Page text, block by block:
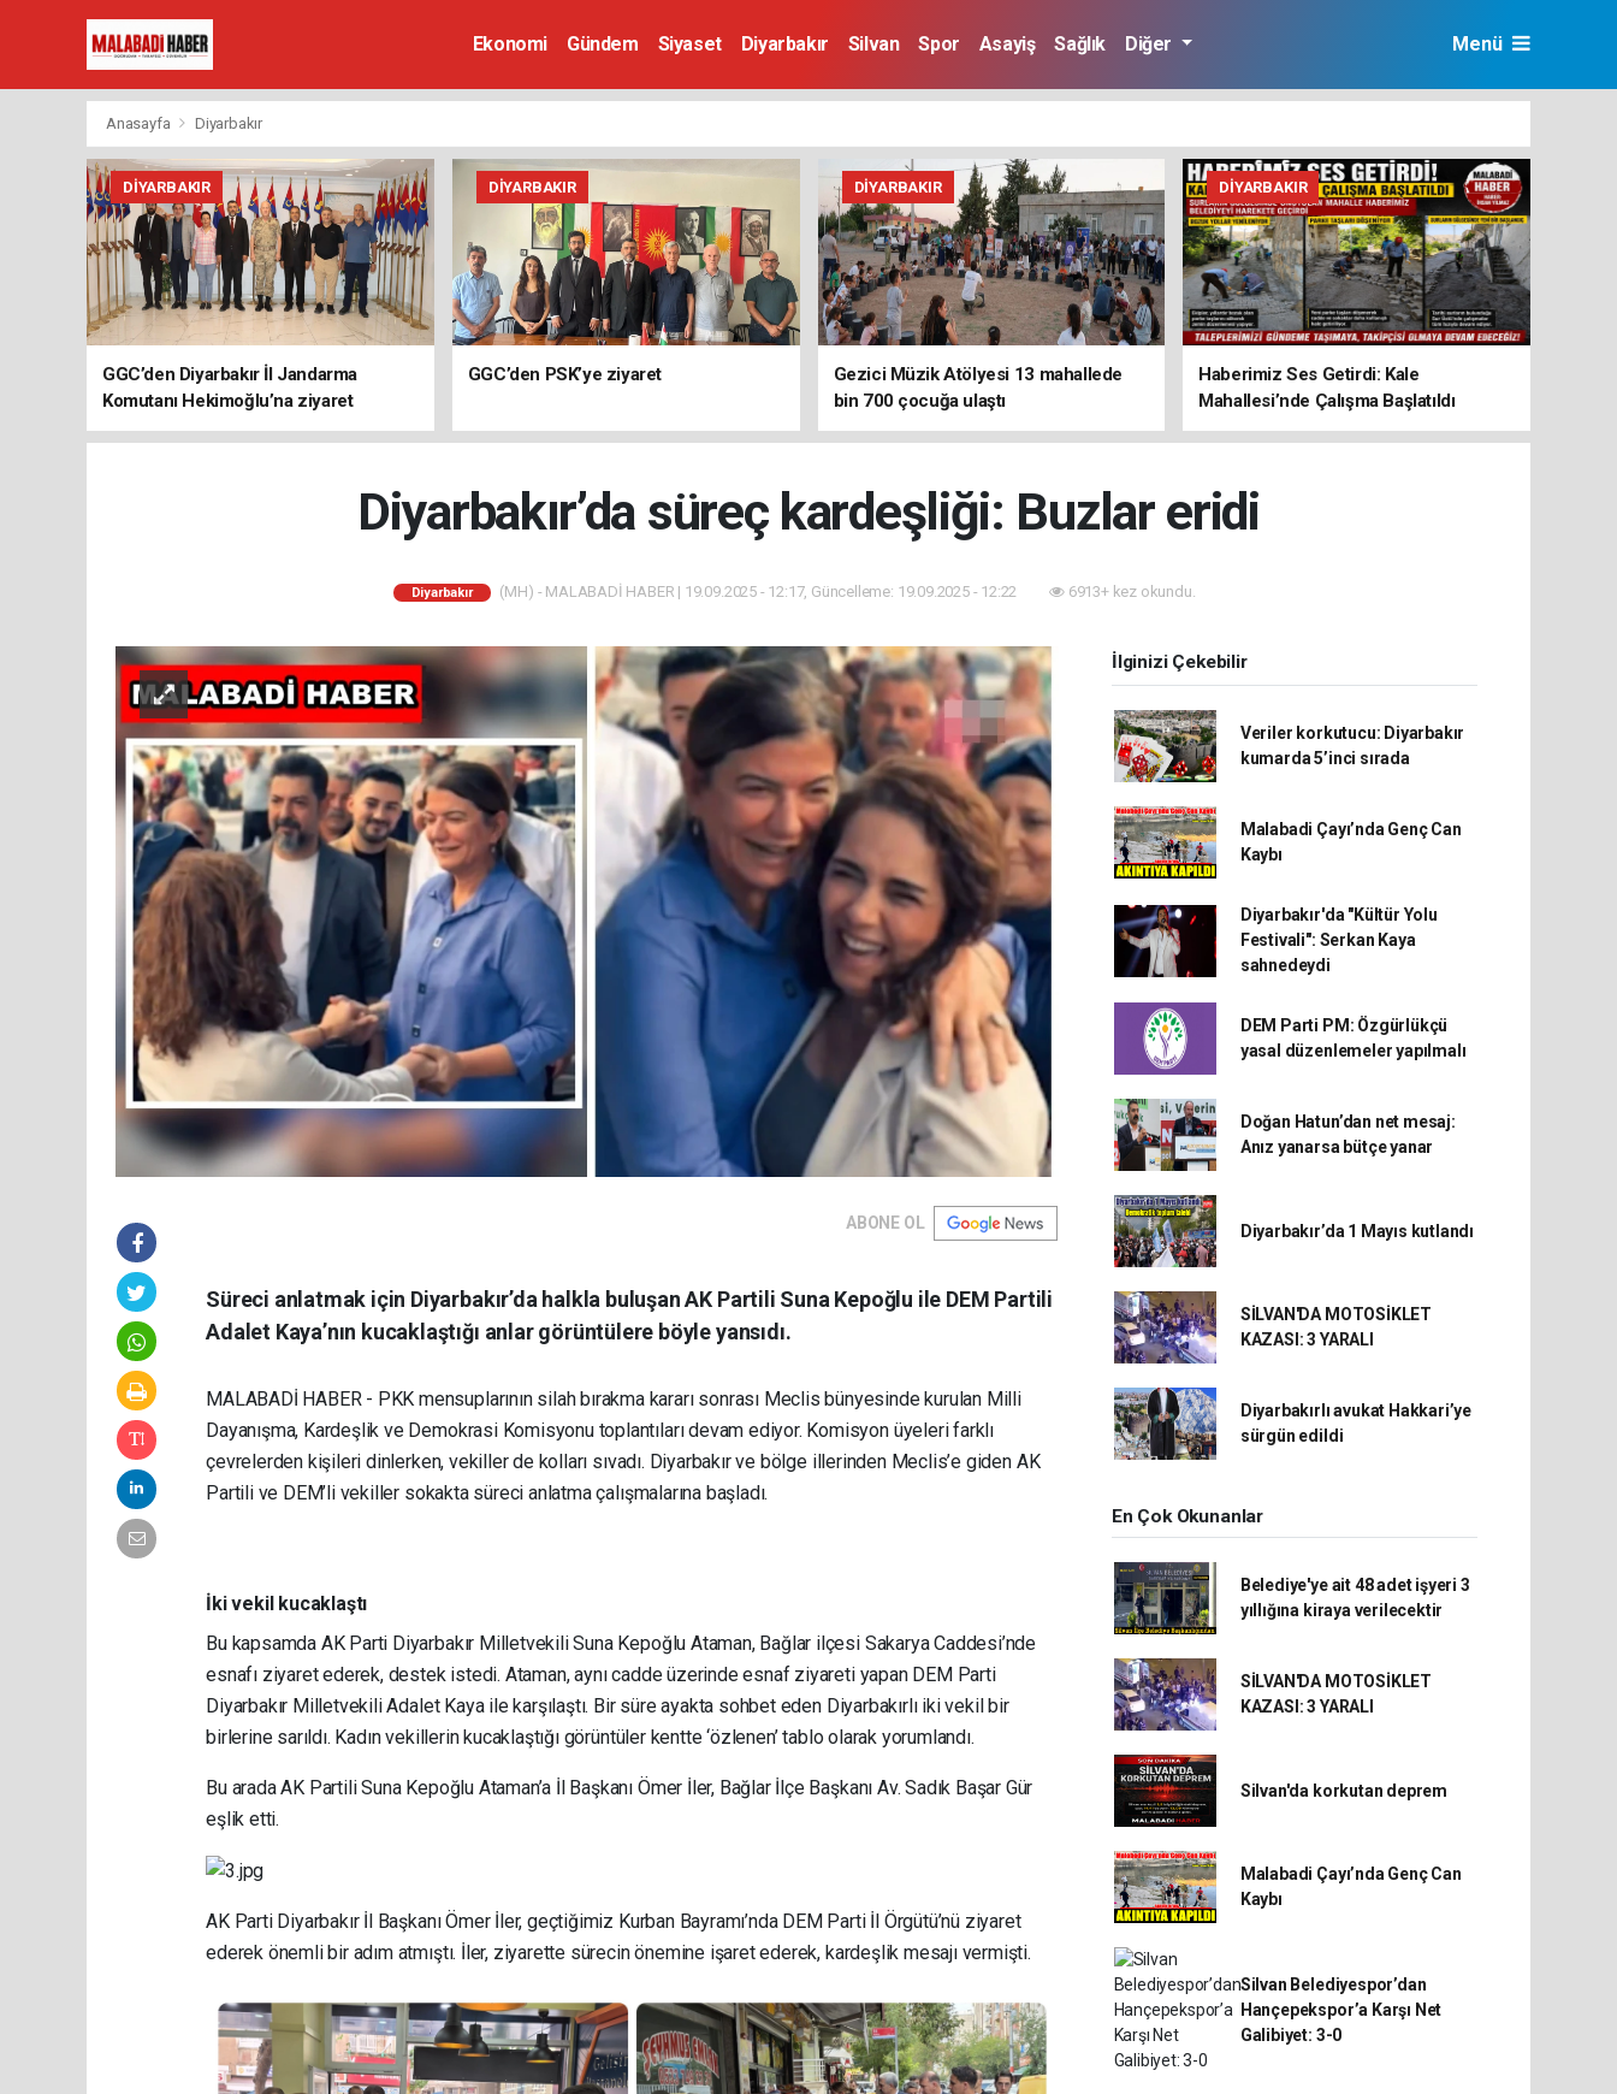
Ekonomi Gündem Siyaset Diyarbakır Silvan Spor Asayiş Sağlık Diğer Menü
Anasayfa Diyarbakır
DIYARBAKIR
GGC’den Diyarbakır İl Jandarma
Komutanı Hekimoğlu’na ziyaret
DIYARBAKIR
GGC’den PSK’ye ziyaret
DIYARBAKIR
Gezici Müzik Atölyesi 13 mahallede
bin 700 çocuğa ulaştı
DIYARBAKIR
Haberimiz Ses Getirdi: Kale
Mahallesi’nde Çalışma Başlatıldı
Diyarbakır’da süreç kardeşliği: Buzlar eridi
Diyarbakır (MH) - MALABADİ HABER | 19.09.2025 - 12:17, Güncelleme: 19.09.2025 - 12:22 6913+ kez okundu.
ABONE OL
Süreci anlatmak için Diyarbakır’da halkla buluşan AK Partili Suna Kepoğlu ile DEM Partili
Adalet Kaya’nın kucaklaştığı anlar görüntülere böyle yansıdı.
MALABADİ HABER - PKK mensuplarının silah bırakma kararı sonrası Meclis bünyesinde kurulan Milli
Dayanışma, Kardeşlik ve Demokrasi Komisyonu toplantıları devam ediyor. Komisyon üyeleri farklı
çevrelerden kişileri dinlerken, vekiller de kolları sıvadı. Diyarbakır ve bölge illerinden Meclis’e giden AK
Partili ve DEM’li vekiller sokakta süreci anlatma çalışmalarına başladı.
İki vekil kucaklaştı
Bu kapsamda AK Parti Diyarbakır Milletvekili Suna Kepoğlu Ataman, Bağlar ilçesi Sakarya Caddesi’nde
esnafı ziyaret ederek, destek istedi. Ataman, aynı cadde üzerinde esnaf ziyareti yapan DEM Parti
Diyarbakır Milletvekili Adalet Kaya ile karşılaştı. Bir süre ayakta sohbet eden Diyarbakırlı iki vekil bir
birlerine sarıldı. Kadın vekillerin kucaklaştığı görüntüler kentte ‘özlenen’ tablo olarak yorumlandı.
Bu arada AK Partili Suna Kepoğlu Ataman’a İl Başkanı Ömer İler, Bağlar İlçe Başkanı Av. Sadık Başar Gür
eşlik etti.
AK Parti Diyarbakır İl Başkanı Ömer İler, geçtiğimiz Kurban Bayramı’nda DEM Parti İl Örgütü’nü ziyaret
ederek önemli bir adım atmıştı. İler, ziyarette sürecin önemine işaret ederek, kardeşlik mesajı vermişti.
İlginizi Çekebilir
Veriler korkutucu: Diyarbakır
kumarda 5’inci sırada
Malabadi Çayı’nda Genç Can
Kaybı
Diyarbakır'da "Kültür Yolu
Festivali": Serkan Kaya
sahnedeydi
DEM Parti PM: Özgürlükçü
yasal düzenlemeler yapılmalı
Doğan Hatun’dan net mesaj:
Anız yanarsa bütçe yanar
Diyarbakır’da 1 Mayıs kutlandı
SİLVAN'DA MOTOSİKLET
KAZASI: 3 YARALI
Diyarbakırlı avukat Hakkari’ye
sürgün edildi
En Çok Okunanlar
Belediye'ye ait 48 adet işyeri 3
yıllığına kiraya verilecektir
SİLVAN'DA MOTOSİKLET
KAZASI: 3 YARALI
Silvan'da korkutan deprem
Malabadi Çayı’nda Genç Can
Kaybı
Silvan Belediyespor’dan
Hançepekspor’a Karşı Net
Galibiyet: 3-0